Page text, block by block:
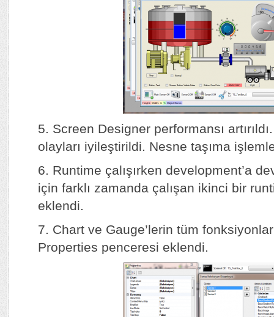
5. Screen Designer performansı
olayları iyileştirildi. Nesne taşıma
6. Runtime çalışırken development’a
için farklı zamanda çalışan ikinci bir
eklendi.
7. Chart ve Gauge’lerin tüm
Properties penceresi eklendi.